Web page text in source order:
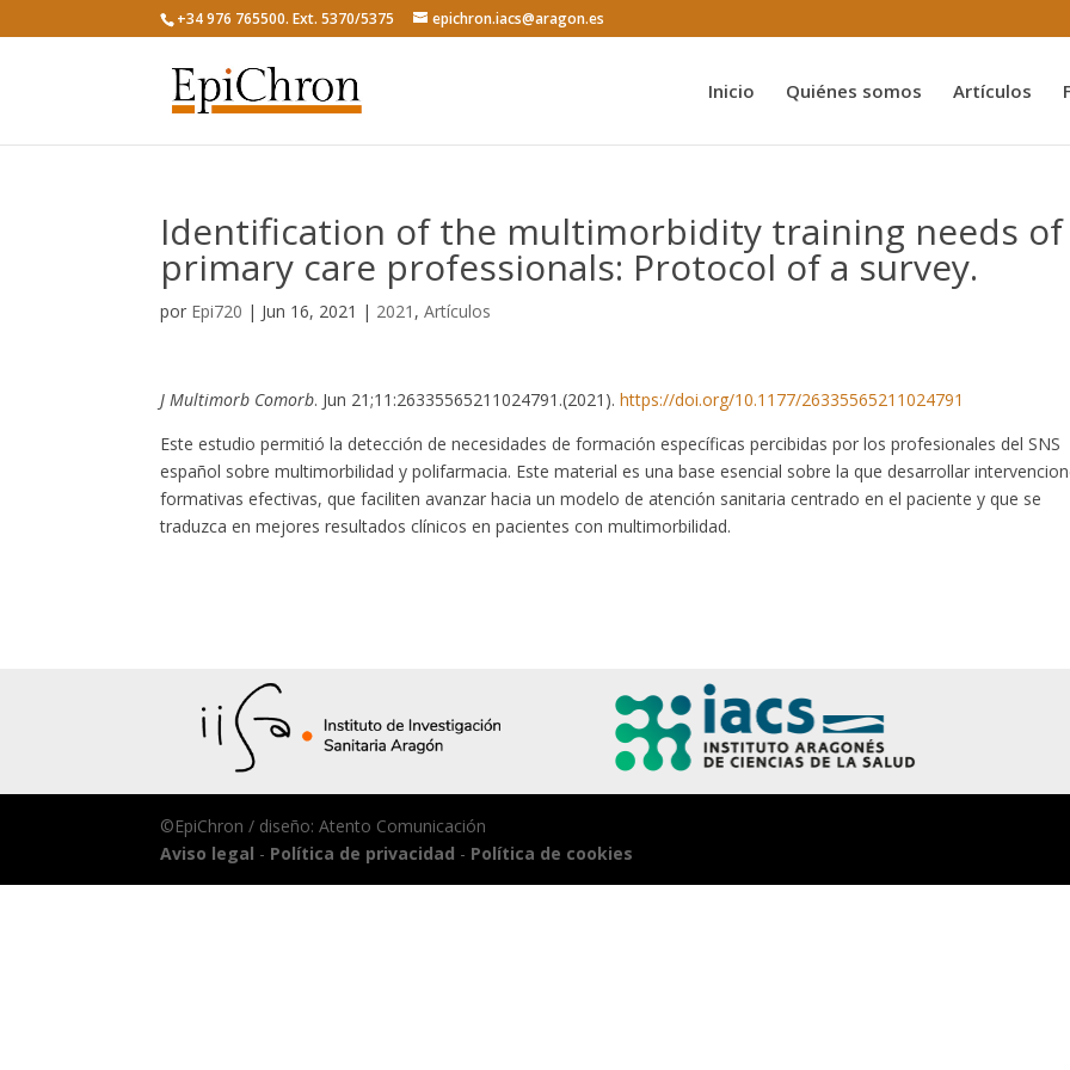
+34 976 765500. Ext. 5370/5375 epichron.iacs@aragon.es
Inicio Quiénes somos Artículos
Identification of the multimorbidity training needs of
primary care professionals: Protocol of a survey.
por Epi720 | Jun 16, 2021 | 2021 ,Artículos
J Multimorb Comorb. Jun 21;11:26335565211024791.(2021).https://doi.org/10.1177/26335565211024791
Este estudio permitió la detección de necesidades de formación específicas percibidas por los profesionales del SNS
español sobre multimorbilidad y polifarmacia. Este material es una base esencial sobre la que desarrollar
formativas efectivas, que faciliten avanzar hacia un modelo de atención sanitaria centrado en el paciente y que se
traduzca en mejores resultados clínicos en pacientes con multimorbilidad.
©EpiChron / diseño: Atento Comunicación
Aviso legal - Política de privacidad - Política de cookies